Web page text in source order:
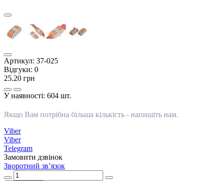
Артикул: 37-025
Відгуки: 0
25.20 грн
У наявності: 604 шт.
Якщо Вам потрібна більша кількість - напишіть нам.
Viber
Viber
Telegram
Замовити дзвінок
Зворотний зв’язок